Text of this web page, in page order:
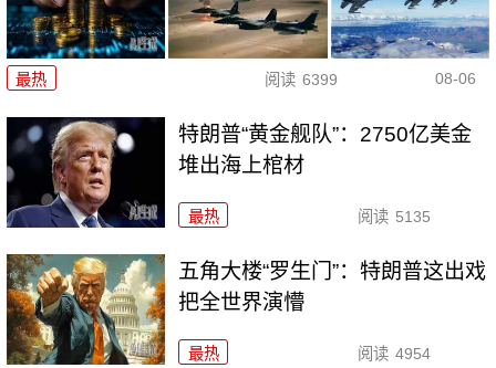
最热 阅读 6399 08-06
特朗普“黄金舰队”：2750亿美金
堆出海上棺材
最热 阅读 5135
五角大楼“罗生门”：特朗普这出戏
把全世界演懵
最热 阅读 4954